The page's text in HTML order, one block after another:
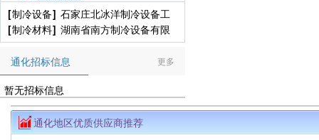
[制冷设备] 石家庄北冰洋制冷设备工
程有限公司
[制冷材料] 湖南省南方制冷设备有限
公司
更多
通化招标信息
暂无招标信息
通化地区优质供应商推荐